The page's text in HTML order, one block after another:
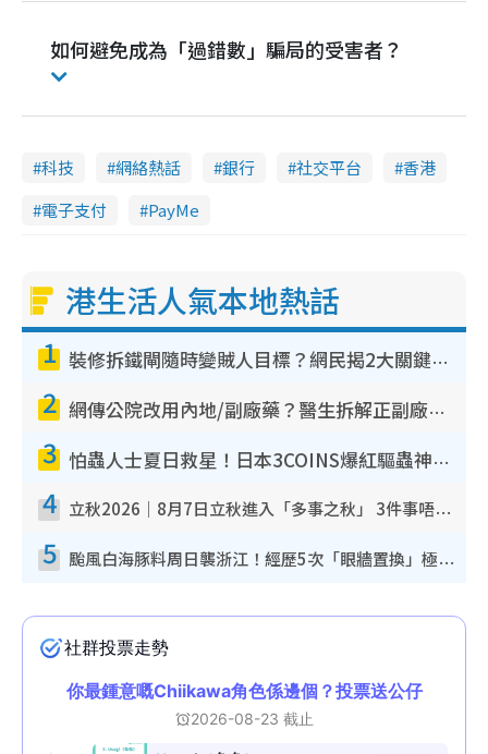
如何避免成為「過錯數」騙局的受害者？
科技 網絡熱話 銀行 社交平台
香港
電子支付
PayMe
港生活人氣本地熱話
1 裝修拆鐵閘隨時變賊人目標？網民揭2大關鍵用途：裝新式等於白裝？附新舊鐵閘分別
2 網傳公院改用內地/副廠藥？醫生拆解正副廠分別 揭4類人換藥隨時出事
3 怕蟲人士夏日救星！日本3COINS爆紅驅蟲神器$45起 1招「全程免觸碰」輕鬆搞定小強
4 立秋2026｜8月7日立秋進入「多事之秋」 3件事唔做得！專家教6招開運 清枱頭／銀包納氣接好運
5 颱風白海豚料周日襲浙江！經歷5次「眼牆置換」極罕見 成登陸內地最長途颱風